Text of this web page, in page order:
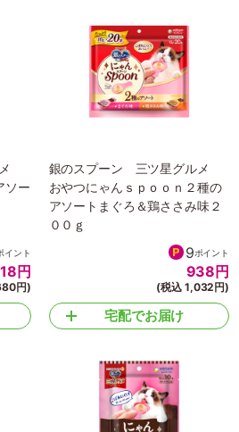
ソー
イント
円
円)
銀のスプーン 三ツ星グルメ
おやつにゃんｓｐｏｏｎ２種の
アソートまぐろ＆鶏ささみ味２
００ｇ
9ポイント
938 円
(税込 1,032円)
宅配でお届け